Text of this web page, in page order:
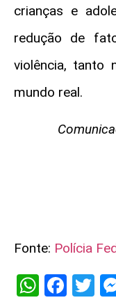
crianças e
redução de
violência, tanto
mundo real.
Fonte: Polícia